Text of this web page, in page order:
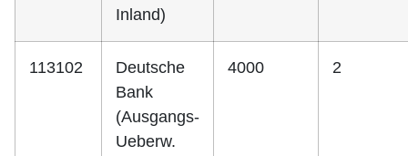
Inland)
113102
Deutsche
Bank
(Ausgangs-
Ueberw.
4000 2